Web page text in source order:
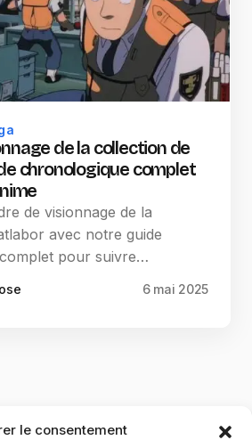
le consentement
de la collection de
chronologique complet
de visionnage de la
avec notre guide
pour suivre…
6 mai 2025